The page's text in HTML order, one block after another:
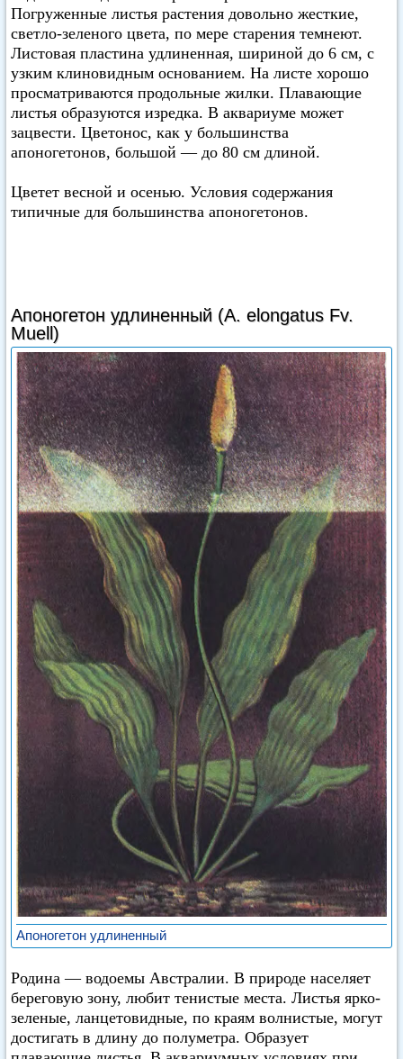
Погруженные листья растения довольно жесткие,
светло-зеленого цвета, по мере старения темнеют.
Листовая пластина удлиненная, шириной до 6 см, с
узким клиновидным основанием. На листе хорошо
просматриваются продольные жилки. Плавающие
листья образуются изредка. В аквариуме может
зацвести. Цветонос, как у большинства
апоногетонов, большой — до 80 см длиной.
Цветет весной и осенью. Условия содержания
типичные для большинства апоногетонов.
Апоногетон удлиненный (A. elongatus Fv.
Muell)
Апоногетон удлиненный
Родина — водоемы Австралии. В природе населяет
береговую зону, любит тенистые места. Листья ярко-
зеленые, ланцетовидные, по краям волнистые, могут
достигать в длину до полуметра. Образует